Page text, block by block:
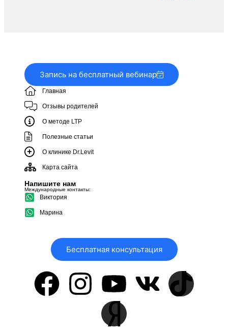
Запись на бесплатный вебинар
Главная
Отзывы родителей
О методе LTP
Полезные статьи
О клинике Dr.Levit
Карта сайта
Напишите нам
Международные контакты:
Виктория
Марина
Бесплатная консультация